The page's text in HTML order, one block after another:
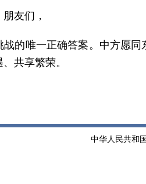
友们，
战的唯一正确答案。中方愿
共享繁荣。
中华人民共和